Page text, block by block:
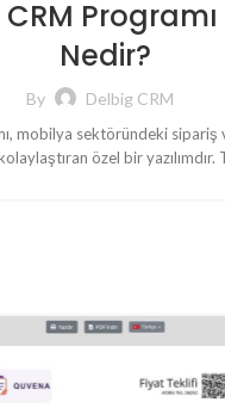
Nedir?
By Delbig CRM
mobilya sektöründeki
özel bir yazılımdır.